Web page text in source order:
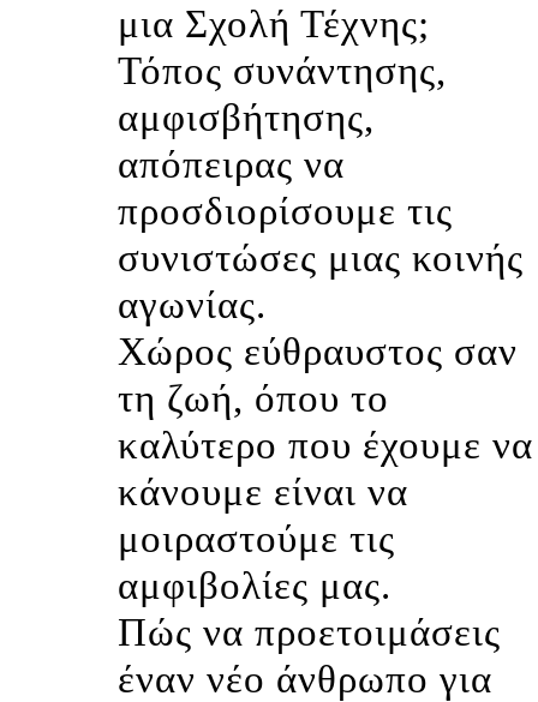
μια Σχολή Τέχνης;
Τόπος συνάντησης,
αμφισβήτησης,
απόπειρας να
προσδιορίσουμε τις
συνιστώσες μιας κοινής
αγωνίας.
Χώρος εύθραυστος σαν
τη ζωή, όπου το
καλύτερο που έχουμε να
κάνουμε είναι να
μοιραστούμε τις
αμφιβολίες μας.
Πώς να προετοιμάσεις
έναν νέο άνθρωπο για